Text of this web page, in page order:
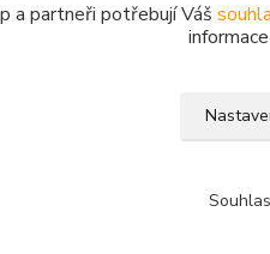
a partneři potřebují Váš